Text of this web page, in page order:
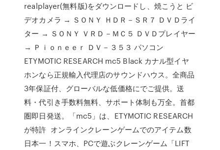
realplayer(無料版)をダウンロードし、焼こうと ビ
デオカメラ → ＳＯＮＹ ＨＤＲ－ＳＲ７ ＤＶＤライ
ター → ＳＯＮＹ ＶＲＤ－ＭＣ５ ＤＶＤプレイヤー
→ Ｐｉｏｎｅｅｒ ＤＶ－３５３ パソコン
ETYMOTIC RESEARCH mc5 Black カナル型イヤ
ホンなら正規輸入代理店のサウンドハウス。全商品
3年保証付、グローバルな低価格にでご提供。送
料・代引き手数料無料、サポート体制も万全。首都
圏即日発送。「mc5」は、ETYMOTIC RESEARCH
が特許 オンラインクレーンゲームでのアイテム数
日本一！スマホ、PCで遊ぶクレーンゲーム「LIFT